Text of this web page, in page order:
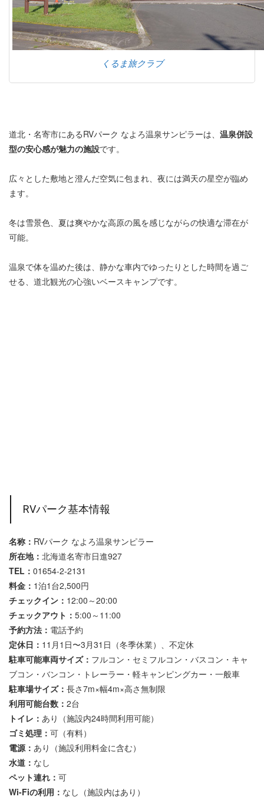
くるま旅クラブ
道北・名寄市にあるRVパーク なよろ温泉サンピラーは、 温泉併設
型の安心感が魅力の施設です。
広々とした敷地と澄んだ空気に包まれ、夜には満天の星空が臨め
ます。
冬は雪景色、夏は爽やかな高原の風を感じながらの快適な滞在が
可能。
温泉で体を温めた後は、静かな車内でゆったりとした時間を過ご
せる、道北観光の心強いベースキャンプです。
RVパーク基本情報
名称： RVパーク なよろ温泉サンピラー
所在地： 北海道名寄市日進927
TEL： 01654-2-2131
料金： 1泊1台2,500円
チェックイン： 12:00～20:00
チェックアウト： 5:00～11:00
予約方法： 電話予約
定休日： 11月1日〜3月31日（冬季休業）、不定休
駐車可能車両サイズ： フルコン・セミフルコン・バスコン・キャ
ブコン・バンコン・トレーラー・軽キャンピングカー・一般車
駐車場サイズ： 長さ7m×幅4m×高さ無制限
利用可能台数： 2台
トイレ： あり（施設内24時間利用可能）
ゴミ処理： 可（有料）
電源： あり（施設利用料金に含む）
水道： なし
ペット連れ： 可
Wi-Fiの利用： なし（施設内はあり）